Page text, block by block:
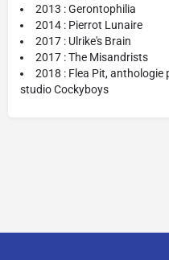
2013 : Gerontophilia
2014 : Pierrot Lunaire
2017 : Ulrike's Brain
2017 : The Misandrists
2018 : Flea Pit,
studio Cockyboys